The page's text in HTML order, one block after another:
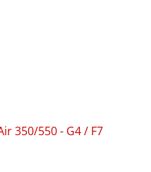
350/550 - G4 / F7